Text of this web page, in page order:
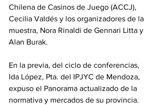
Chilena de Casinos de Juego (ACCJ),
Cecilia Valdés y los organizadores de la
muestra, Nora Rinaldi de Gennari Litta y
Alan Burak.
En la previa, del ciclo de conferencias,
Ida López, Pta. del IPJYC de Mendoza,
expuso el Panorama actualizado de la
normativa y mercados de su provincia.